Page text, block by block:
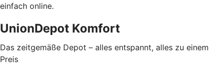
einfach online.
UnionDepot Komfort
Das zeitgemäße Depot – alles entspannt, alles zu einem
Preis